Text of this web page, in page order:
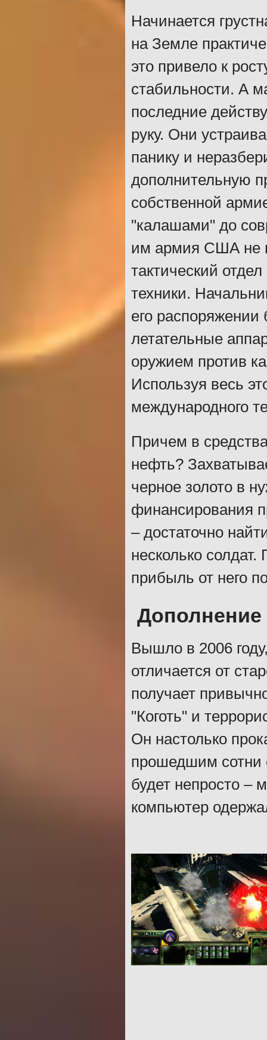
Начинается
на Земле
это привело к
стабильности. А
последние
руку. Они
панику и
дополнительную
собственной
"калашами" до
им армия США не
тактический
техники.
его
летательные
оружием против
Используя весь
международного
Причем в
нефть?
черное золото в
финансирования
– достаточно
несколько солдат.
прибыль от него
Дополнение
Вышло в 2006
отличается от
получает
"Коготь" и
Он настолько
прошедшим сотни
будет непросто –
компьютер